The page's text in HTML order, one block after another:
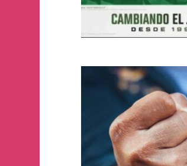
No puedes dejarle la mano
#UFC309#Jones#Miocic
Channel name was changed